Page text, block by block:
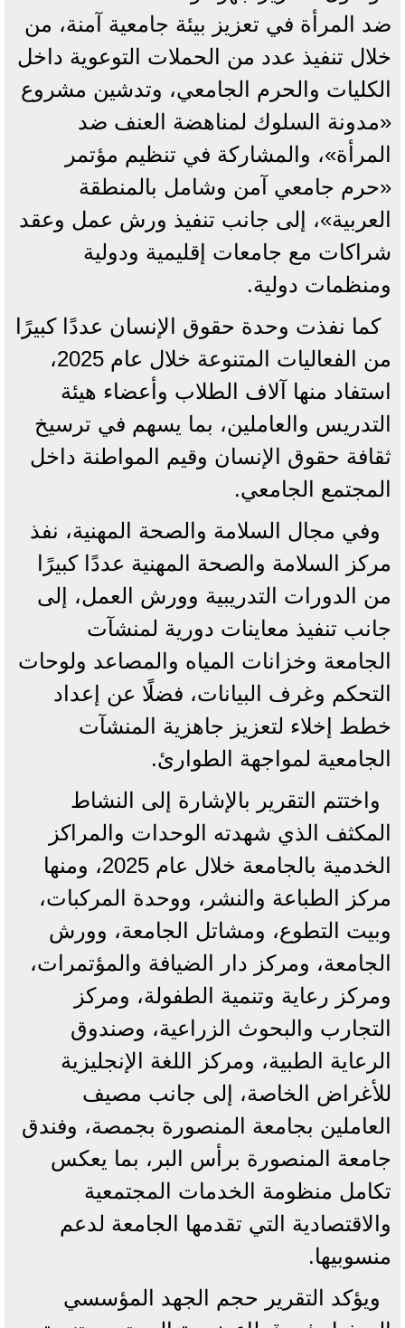
ضد المرأة في تعزيز بيئة جامعية آمنة، من
خلال تنفيذ عدد من الحملات التوعوية داخل
الكليات والحرم الجامعي، وتدشين مشروع
«مدونة السلوك لمناهضة العنف ضد
المرأة»، والمشاركة في تنظيم مؤتمر
«حرم جامعي آمن وشامل بالمنطقة
العربية»، إلى جانب تنفيذ ورش عمل وعقد
شراكات مع جامعات إقليمية ودولية
ومنظمات دولية.
كما نفذت وحدة حقوق الإنسان عددًا كبيرًا
من الفعاليات المتنوعة خلال عام 2025،
استفاد منها آلاف الطلاب وأعضاء هيئة
التدريس والعاملين، بما يسهم في ترسيخ
ثقافة حقوق الإنسان وقيم المواطنة داخل
المجتمع الجامعي.
وفي مجال السلامة والصحة المهنية، نفذ
مركز السلامة والصحة المهنية عددًا كبيرًا
من الدورات التدريبية وورش العمل، إلى
جانب تنفيذ معاينات دورية لمنشآت
الجامعة وخزانات المياه والمصاعد ولوحات
التحكم وغرف البيانات، فضلًا عن إعداد
خطط إخلاء لتعزيز جاهزية المنشآت
الجامعية لمواجهة الطوارئ.
واختتم التقرير بالإشارة إلى النشاط
المكثف الذي شهدته الوحدات والمراكز
الخدمية بالجامعة خلال عام 2025، ومنها
مركز الطباعة والنشر، ووحدة المركبات،
وبيت التطوع، ومشاتل الجامعة، وورش
الجامعة، ومركز دار الضيافة والمؤتمرات،
ومركز رعاية وتنمية الطفولة، ومركز
التجارب والبحوث الزراعية، وصندوق
الرعاية الطبية، ومركز اللغة الإنجليزية
للأغراض الخاصة، إلى جانب مصيف
العاملين بجامعة المنصورة بجمصة، وفندق
جامعة المنصورة برأس البر، بما يعكس
تكامل منظومة الخدمات المجتمعية
والاقتصادية التي تقدمها الجامعة لدعم
منسوبيها.
ويؤكد التقرير حجم الجهد المؤسسي